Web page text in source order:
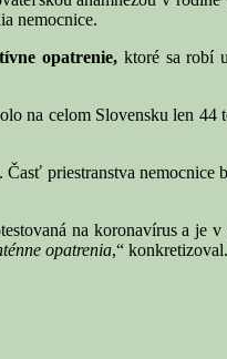
nemocnice.
opatrenie, ktoré sa robí
na celom Slovensku len 44
priestranstva nemocnice
na koronavírus a je v
opatrenia,“ konkretizoval.